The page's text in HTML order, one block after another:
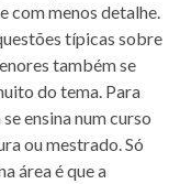
com menos detalhe.
típicas sobre
também se
do tema. Para
ensina num curso
ou mestrado. Só
área é que a